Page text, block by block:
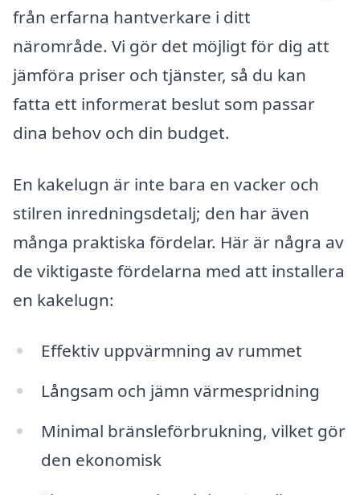
från erfarna hantverkare i ditt
närområde. Vi gör det möjligt för dig att
jämföra priser och tjänster, så du kan
fatta ett informerat beslut som passar
dina behov och din budget.
En kakelugn är inte bara en vacker och
stilren inredningsdetalj; den har även
många praktiska fördelar. Här är några av
de viktigaste fördelarna med att installera
en kakelugn:
Effektiv uppvärmning av rummet
Långsam och jämn värmespridning
Minimal bränsleförbrukning, vilket gör
den ekonomisk